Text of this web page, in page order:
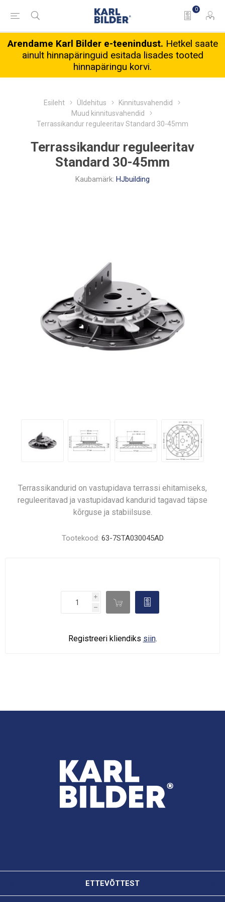
0
Arendame Karl Bilder e-teenindust. Hetkel saate
ainult hinnapäringuid esitada lisades tooted
hinnapäringu korvi.
Esileht Üldehitus
Kinnitusvahendid
Muud kinnitusvahendid
Terrassikandur reguleeritav Standard 30-45mm
Terrassikandur reguleeritav
Standard 30-45mm
Kaubamärk: HJbuilding
Terrassikandurid on vastupidava terrassi ehitamiseks,
reguleeritavad ja vastupidavad kandurid tagavad täpse
kõrguse ja stabiilsuse.
Tootekood: 63-7STA030045AD
i
h
d 
Registreeri kliendiks siin.
ETTEVÕTTEST